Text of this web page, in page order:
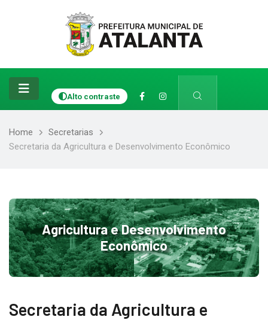
Alto contraste
Home
Secretarias
Secretaria da Agricultura e Desenvolvimento Econômico
Agricultura e Desenvolvimento
Econômico
Secretaria da Agricultura e